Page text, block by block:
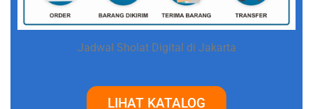
Jadwal Sholat Digital di Jakarta
LIHAT KATALOG